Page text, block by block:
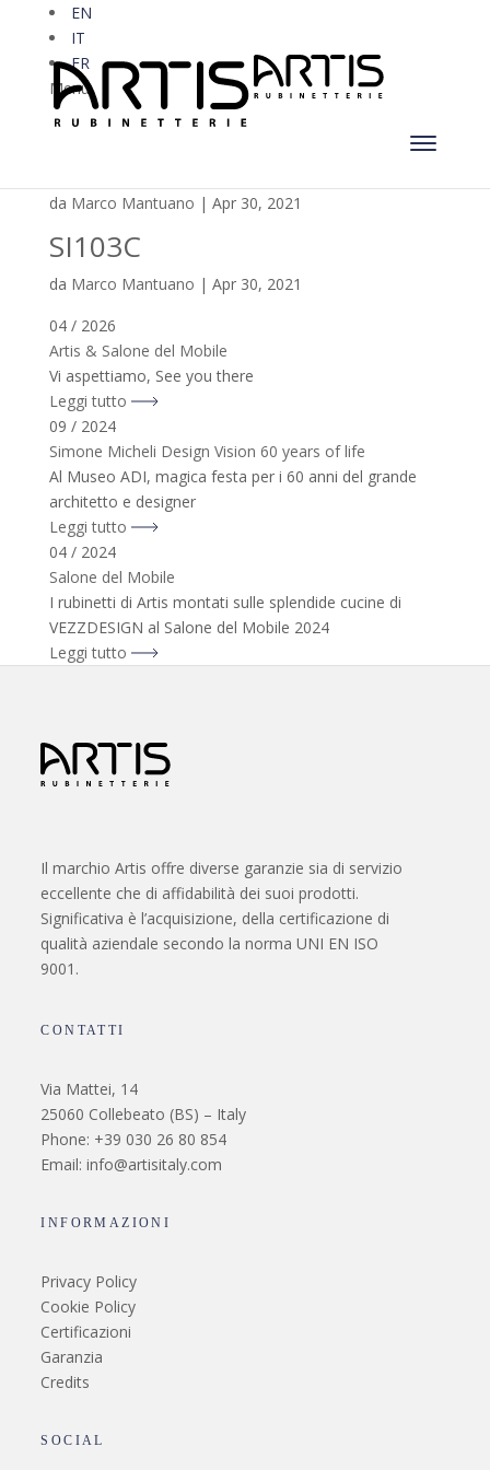
EN
IT
FR
Menu
da Marco Mantuano | Apr 30, 2021
SI103C
da Marco Mantuano | Apr 30, 2021
04 / 2026
Artis & Salone del Mobile
Vi aspettiamo, See you there
Leggi tutto
09 / 2024
Simone Micheli Design Vision 60 years of life
Al Museo ADI, magica festa per i 60 anni del grande
architetto e designer
Leggi tutto
04 / 2024
Salone del Mobile
I rubinetti di Artis montati sulle splendide cucine di
VEZZDESIGN al Salone del Mobile 2024
Leggi tutto
Il marchio Artis offre diverse garanzie sia di servizio
eccellente che di affidabilità dei suoi prodotti.
Significativa è l’acquisizione, della certificazione di
qualità aziendale secondo la norma UNI EN ISO
9001.
CONTATTI
Via Mattei, 14
25060 Collebeato (BS) – Italy
Phone: +39 030 26 80 854
Email: info@artisitaly.com
INFORMAZIONI
Privacy Policy
Cookie Policy
Certificazioni
Garanzia
Credits
SOCIAL